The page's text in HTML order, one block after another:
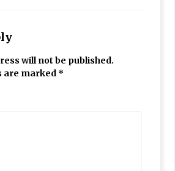
will not be published.
are marked *